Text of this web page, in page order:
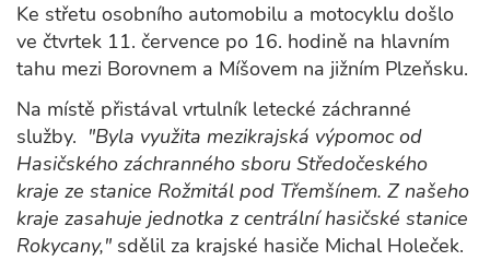
Ke střetu osobního automobilu a motocyklu došlo
ve čtvrtek 11. července po 16. hodině na hlavním
tahu mezi Borovnem a Míšovem na jižním Plzeňsku.
Na místě přistával vrtulník letecké záchranné
služby. "Byla využita mezikrajská výpomoc od
Hasičského záchranného sboru Středočeského
kraje ze stanice Rožmitál pod Třemšínem. Z našeho
kraje zasahuje jednotka z centrální hasičské stanice
Rokycany," sdělil za krajské hasiče Michal Holeček.